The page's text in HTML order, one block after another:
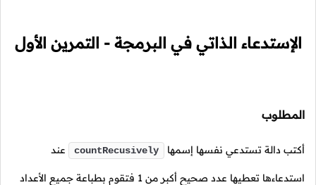
الإستدعاء الذاتي في البرمجة - التمرين الأول
المطلوب
أكتب دالة تستدعي نفسها إسمها countRecusively عند
استدعاءها تعطيها عدد صحيح أكبر من 1 فتقوم بطباعة جميع الأعداد